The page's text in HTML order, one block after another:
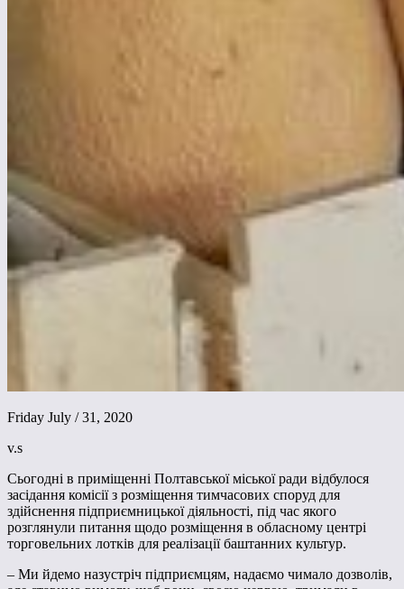
Friday July / 31, 2020
v.s
Сьогодні в приміщенні Полтавської міської ради відбулося
засідання комісії з розміщення тимчасових споруд для
здійснення підприємницької діяльності, під час якого
розглянули питання щодо розміщення в обласному центрі
торговельних лотків для реалізації баштанних культур.
– Ми йдемо назустріч підприємцям, надаємо чимало дозволів,